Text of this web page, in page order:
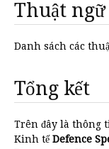
Thuật
Danh sách các
Tổng kết
Trên đây là thông
Kinh tếDefence